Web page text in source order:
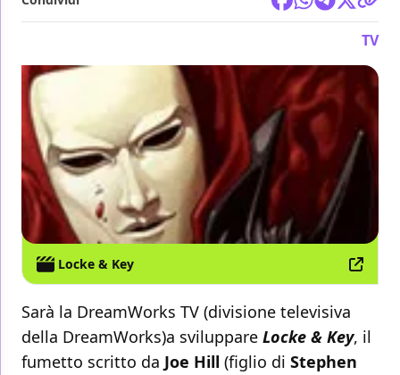
TV
Locke & Key
Sarà la DreamWorks TV (divisione televisiva
della DreamWorks)a sviluppare Locke & Key, il
fumetto scritto da Joe Hill (figlio di Stephen